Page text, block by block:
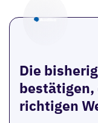
Die
bestätigen,
richtigen